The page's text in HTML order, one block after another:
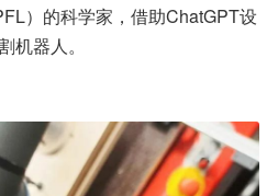
）的科学家，借助ChatGPT设
机器人。